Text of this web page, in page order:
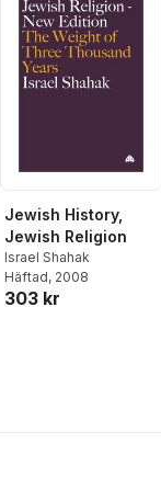
Jewish History,
Jewish Religion
Israel Shahak
Häftad, 2008
303 kr